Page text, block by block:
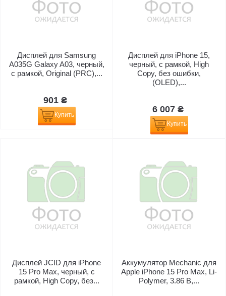
Дисплей для Samsung
A035G Galaxy A03, черный,
с рамкой, Original (PRC),...
901 ₴
Купить
Дисплей для iPhone 15,
черный, с рамкой, High
Copy, без ошибки,
(OLED),...
6 007 ₴
Купить
Дисплей JCID для iPhone
15 Pro Max, черный, с
рамкой, High Copy, без...
Аккумулятор Mechanic для
Apple iPhone 15 Pro Max, Li-
Polymer, 3.86 В,...